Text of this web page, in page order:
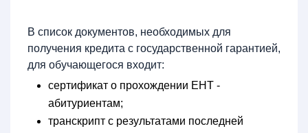
В список документов, необходимых для
получения кредита с государственной гарантией,
для обучающегося входит:
сертификат о прохождении ЕНТ -
абитуриентам;
транскрипт с результатами последней